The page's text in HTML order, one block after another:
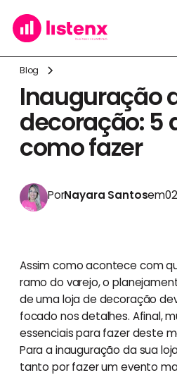
Blog
Inauguração
decoração: 5
como fazer
PorNayara Santosem
Assim como acontece com
ramo do varejo, o
de uma loja de decoração
focado nos detalhes. Afinal,
essenciais para fazer deste
Para a inauguração da sua
tanto por fazer um evento